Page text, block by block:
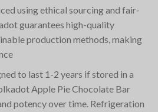
using ethical sourcing and fair-
guarantees high-quality
production methods, making
to last 1-2 years if stored in a
Apple Pie Chocolate Bar
potency over time. Refrigeration